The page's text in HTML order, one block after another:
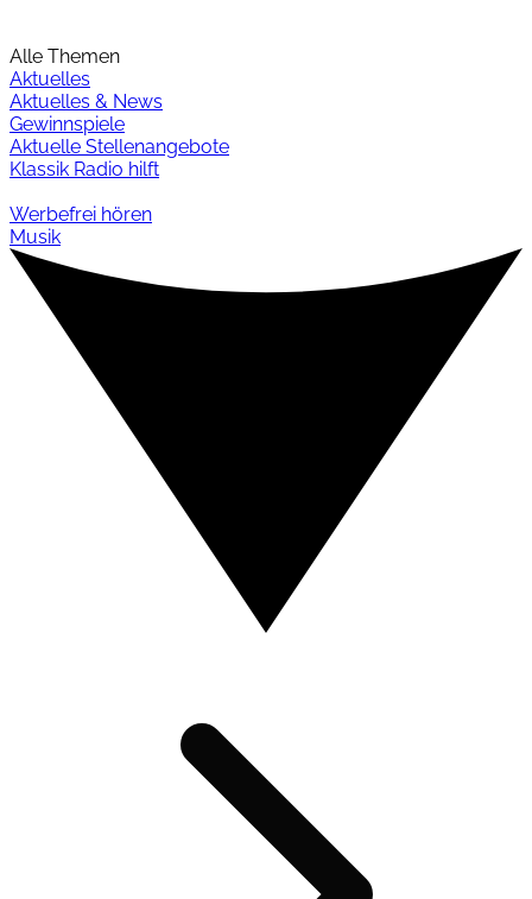
Alle Themen
Aktuelles
Aktuelles & News
Gewinnspiele
Aktuelle Stellenangebote
Klassik Radio hilft
Werbefrei hören
Musik